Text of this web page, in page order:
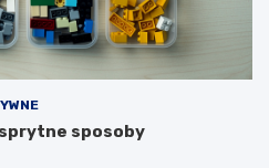
sprytne sposoby